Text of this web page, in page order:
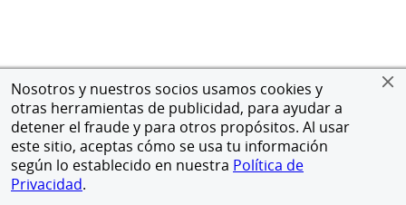
Nosotros y nuestros socios usamos cookies y
otras herramientas de publicidad, para ayudar a
detener el fraude y para otros propósitos. Al usar
este sitio, aceptas cómo se usa tu información
según lo establecido en nuestra Política de
Privacidad.